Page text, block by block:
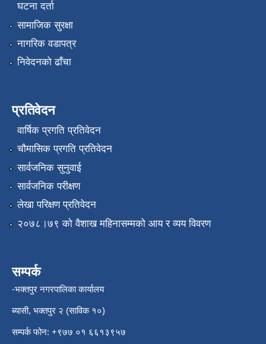
घटना दर्ता
सामाजिक सुरक्षा
नागरिक वडापत्र
निवेदनको ढाँचा
प्रतिवेदन
वार्षिक प्रगति प्रतिवेदन
चौमासिक प्रगति प्रतिवेदन
सार्वजनिक सुनुवाई
सार्वजनिक परीक्षण
लेखा परिक्षण प्रतिवेदन
२०७८।७९ को वैशाख महिनासम्मको आय र व्यय विवरण
सम्पर्क
-भक्तपुर नगरपालिका कार्यालय
ब्यासी, भक्तपुर २ (साविक १०)
सम्पर्क फोन: +९७७ ०१ ६६१३९५७